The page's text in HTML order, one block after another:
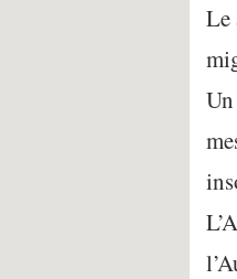
Le